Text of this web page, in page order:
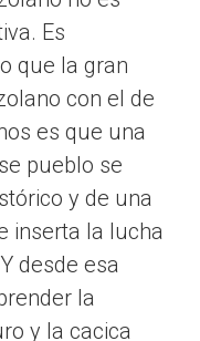
Es
que la gran
con el de
es que una
pueblo se
y de una
inserta la lucha
desde esa
la
y la cacica